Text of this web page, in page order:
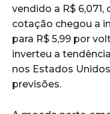
vendido a R$ 6,071,
cotação chegou a
para R$ 5,99 por
inverteu a
nos Estados
previsões.